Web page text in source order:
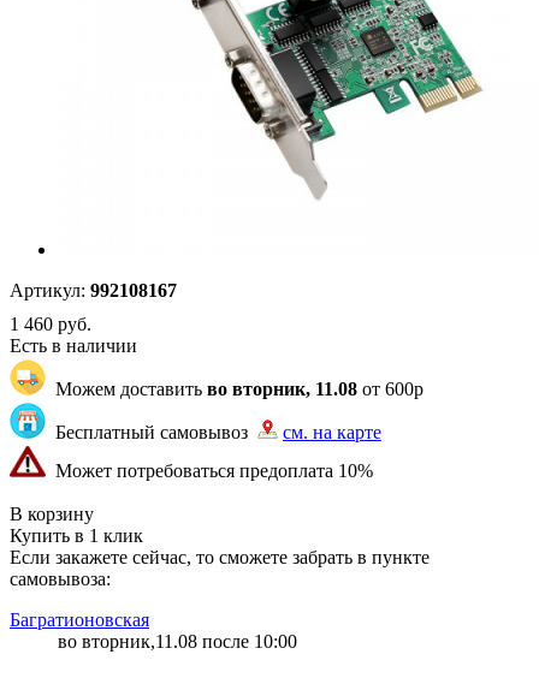
Артикул: 992108167
1 460 руб.
Есть в наличии
Можем доставить во вторник, 11.08 от 600р
Бесплатный самовывоз
см. на карте
Может потребоваться предоплата 10%
В корзину
Купить в 1 клик
Если закажете сейчас, то сможете забрать в пункте
самовывоза:
Багратионовская
во вторник,11.08 после 10:00